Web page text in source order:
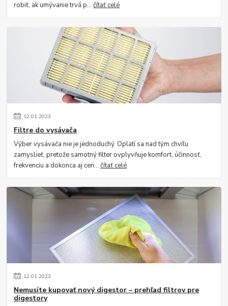
robiť, ak umývanie trvá p...čítať celé
12.01.2023
Filtre do vysávača
Výber vysávača nie je jednoduchý. Oplatí sa nad tým chvíľu
zamyslieť, pretože samotný filter ovplyvňuje komfort, účinnosť,
frekvenciu a dokonca aj cen...čítať celé
12.01.2023
Nemusíte kupovať nový digestor – prehľad filtrov pre
digestory